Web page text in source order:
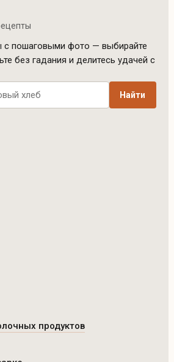
пошаговыми фото — выбирайте
без гадания и делитесь удачей с
сайту
Найти
продуктов